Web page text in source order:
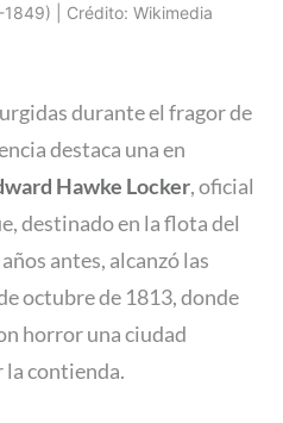
| Crédito: Wikimedia
durante el fragor de
destaca una en
Hawke Locker, oficial
destinado en la flota del
antes, alcanzó las
octubre de 1813, donde
horror una ciudad
la contienda.